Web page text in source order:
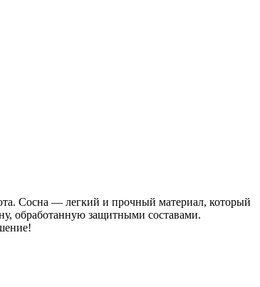
Сосна — легкий и прочный материал, который
обработанную защитными составами.